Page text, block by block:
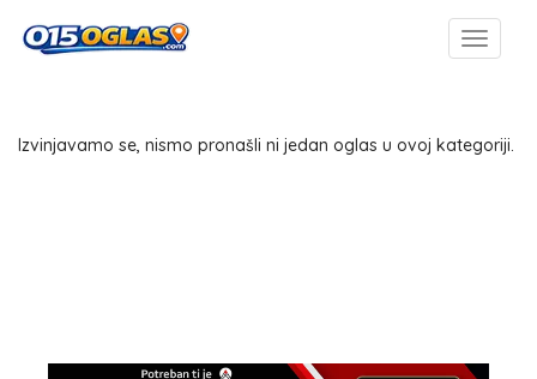
Izvinjavamo se, nismo pronašli ni jedan oglas u ovoj kategoriji.